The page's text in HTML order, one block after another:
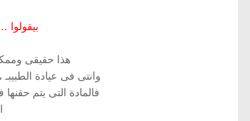
هذا حقيقى
وانتى فى عيادة
فالمادة التى يتم